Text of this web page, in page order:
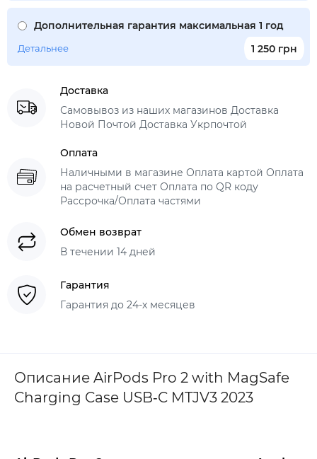
Дополнительная гарантия максимальная 1 год
1 250 грн
Детальнее
Доставка
Самовывоз из наших магазинов Доставка
Новой Почтой Доставка Укрпочтой
Оплата
Наличными в магазине Оплата картой Оплата
на расчетный счет Оплата по QR коду
Рассрочка/Оплата частями
Обмен возврат
В течении 14 дней
Гарантия
Гарантия до 24-х месяцев
Описание AirPods Pro 2 with MagSafe
Charging Case USB‑C MTJV3 2023